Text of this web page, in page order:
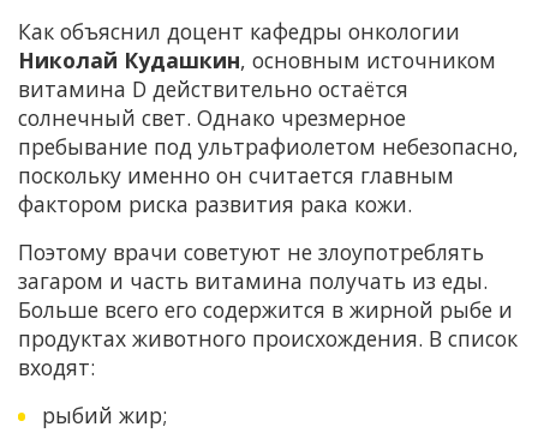
Как объяснил доцент кафедры онкологии
Николай Кудашкин, основным источником
витамина D действительно остаётся
солнечный свет. Однако чрезмерное
пребывание под ультрафиолетом небезопасно,
поскольку именно он считается главным
фактором риска развития рака кожи.
Поэтому врачи советуют не злоупотреблять
загаром и часть витамина получать из еды.
Больше всего его содержится в жирной рыбе и
продуктах животного происхождения. В список
входят:
рыбий жир;